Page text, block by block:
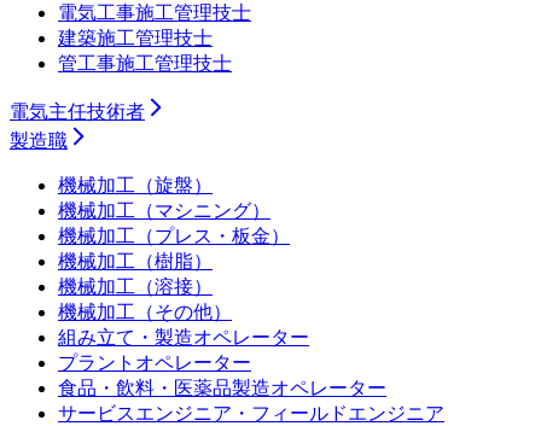
電気工事施工管理技士
建築施工管理技士
管工事施工管理技士
電気主任技術者
製造職
機械加工（旋盤）
機械加工（マシニング）
機械加工（プレス・板金）
機械加工（樹脂）
機械加工（溶接）
機械加工（その他）
組み立て・製造オペレーター
プラントオペレーター
食品・飲料・医薬品製造オペレーター
サービスエンジニア・フィールドエンジニア